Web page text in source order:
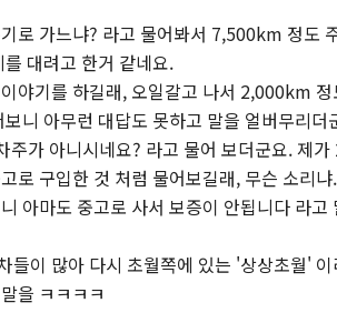
로 가느냐? 라고 물어봐서 7,500km 정도
대려고 한거 같네요.
야기를 하길래, 오일갈고 나서 2,000km
니 아무런 대답도 못하고 말을 얼버무리더
주가 아니시네요? 라고 물어 보더군요. 제
로 구입한 것 처럼 물어보길래, 무슨 소리
아마도 중고로 사서 보증이 안됩니다 라
들이 많아 다시 초월쪽에 있는 '상상초월'
을 ㅋㅋㅋㅋ